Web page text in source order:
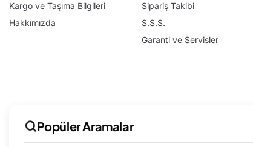
Kargo ve Taşıma Bilgileri
Hakkımızda
Sipariş Takibi
S.S.S.
Garanti ve Servisler
Popüler Aramalar